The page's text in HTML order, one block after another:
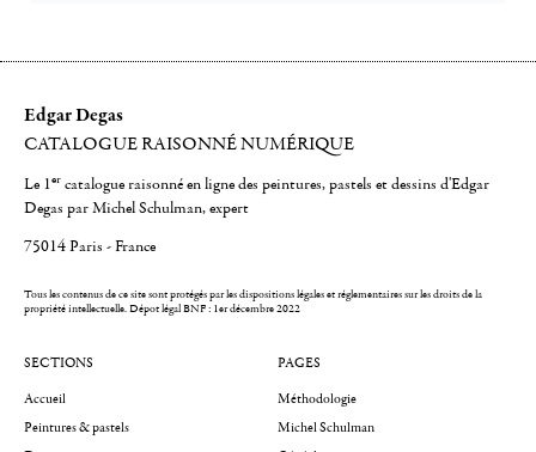
Edgar Degas
CATALOGUE RAISONNÉ NUMÉRIQUE
Le 1er catalogue raisonné en ligne des peintures, pastels et dessins d'Edgar
Degas par Michel Schulman, expert
75014 Paris - France
Tous les contenus de ce site sont protégés par les dispositions légales et réglementaires sur les droits de la
propriété intellectuelle.Dépot légal BNF : 1er décembre 2022
SECTIONS
Accueil
Peintures & pastels
PAGES
Méthodologie
Michel Schulman